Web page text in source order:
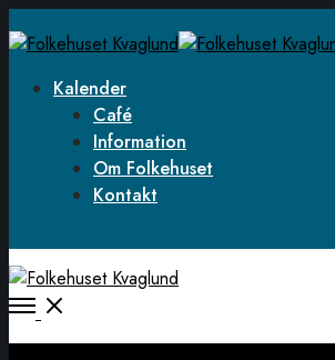
Kalender
Café
Information
Om Folkehuset
Kontakt
Open